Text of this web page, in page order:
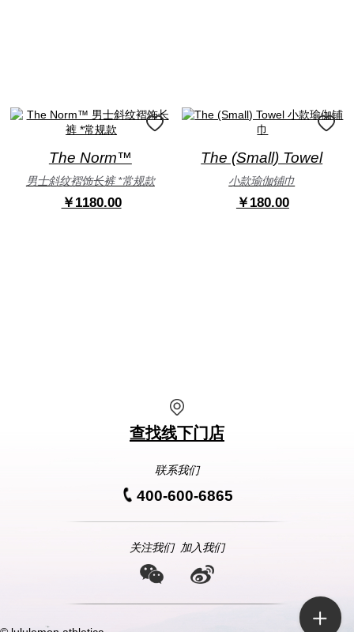
The Norm™
男士斜纹褶饰长裤 *常规款
￥1180.00
The (Small) Towel
小款瑜伽铺巾
￥180.00
查找线下门店
联系我们
400-600-6865
关注我们 加入我们